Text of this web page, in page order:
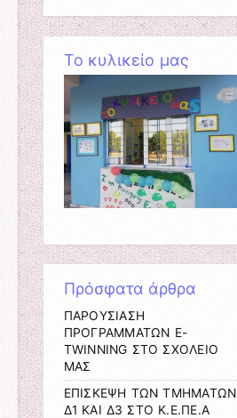
Το κυλικείο μας
Πρόσφατα άρθρα
ΠΑΡΟΥΣΙΑΣΗ
ΠΡΟΓΡΑΜΜΑΤΩΝ E-
TWINNING ΣΤΟ ΣΧΟΛΕΙΟ
ΜΑΣ
ΕΠΙΣΚΕΨΗ ΤΩΝ ΤΜΗΜΑΤΩΝ
Δ1 ΚΑΙ Δ3 ΣΤΟ Κ.Ε.ΠΕ.Α